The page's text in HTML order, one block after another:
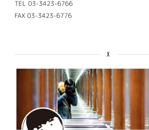
TEL 03-3423-6766
FAX 03-3423-6776
X